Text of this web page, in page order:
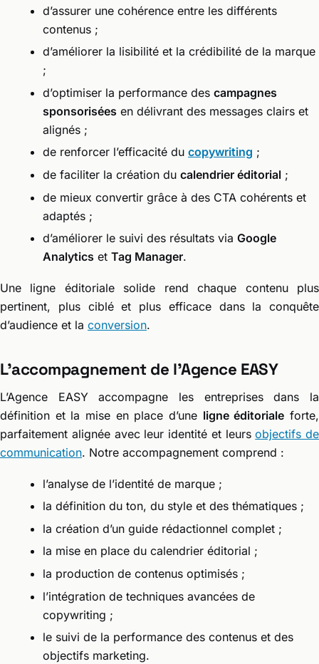
d’assurer une cohérence entre les différents
contenus ;
d’améliorer la lisibilité et la crédibilité de la marque
;
d’optimiser la performance des campagnes
sponsorisées en délivrant des messages clairs et
alignés ;
de renforcer l’efficacité du copywriting ;
de faciliter la création du calendrier éditorial ;
de mieux convertir grâce à des CTA cohérents et
adaptés ;
d’améliorer le suivi des résultats via Google
Analytics et Tag Manager.
Une ligne éditoriale solide rend chaque contenu plus
pertinent, plus ciblé et plus efficace dans la conquête
d’audience et la conversion.
L’accompagnement de l’Agence EASY
L’Agence EASY accompagne les entreprises dans la
définition et la mise en place d’une ligne éditoriale forte,
parfaitement alignée avec leur identité et leursobjectifs de
communication. Notre accompagnement comprend :
l’analyse de l’identité de marque ;
la définition du ton, du style et des thématiques ;
la création d’un guide rédactionnel complet ;
la mise en place du calendrier éditorial ;
la production de contenus optimisés ;
l’intégration de techniques avancées de
copywriting ;
le suivi de la performance des contenus et des
objectifs marketing.